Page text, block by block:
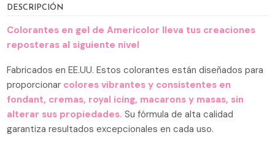
DESCRIPCIÓN
Colorantes en gel de Americolor lleva tus creaciones
reposteras al siguiente nivel
Fabricados en EE.UU. Estos colorantes están diseñados para
proporcionar colores vibrantes y consistentes en
fondant, cremas, royal icing, macarons y masas, sin
alterar sus propiedades. Su fórmula de alta calidad
garantiza resultados excepcionales en cada uso.